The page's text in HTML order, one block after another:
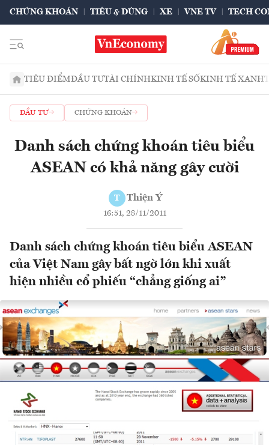
CHỨNG KHOÁN TIÊU & DÙNG XE VNE TV TECH
TIÊU ĐIỂMĐẦU TƯTÀI CHÍNHKINH TẾ SỐKINH TẾ XANH
ĐẦU TƯ CHỨNG KHOÁN
Danh sách chứng khoán tiêu biểu
ASEAN có khả năng gây cười
T Thiện Ý
16:51, 28/11/2011
Danh sách chứng khoán tiêu biểu ASEAN
của Việt Nam gây bất ngờ lớn khi xuất
hiện nhiều cổ phiếu “chẳng giống ai”